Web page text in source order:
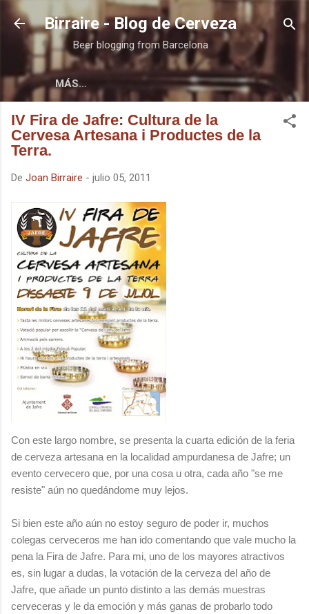
Ir al contenido principal
Birraire - Blog de Cerveza
Beer blogging from Barcelona
MÁS…
IV Fira de Jafre: Cultura de la
Cervesa Artesana i Productes de la
Terra.
De Joan Birraire - julio 05, 2011
Con este largo nombre, se presenta la cuarta edición de la feria
de cerveza artesana en la localidad ampurdanesa de Jafre; un
evento cervecero que, por una cosa u otra, cada año "se me
resiste" aún no quedándome muy lejos.
Si bien este año aún no estoy seguro de poder ir, muchos
colegas cerveceros me han ido comentando que vale mucho la
pena la Fira de Jafre. Para mi, uno de los mayores atractivos
es, sin lugar a dudas, la votación de la cerveza del año de
Jafre, que añade un punto distinto a las demás muestras
cerveceras y le da emoción y más ganas de probarlo todo